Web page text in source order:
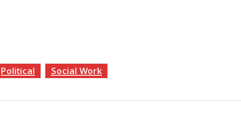
Political Social Work